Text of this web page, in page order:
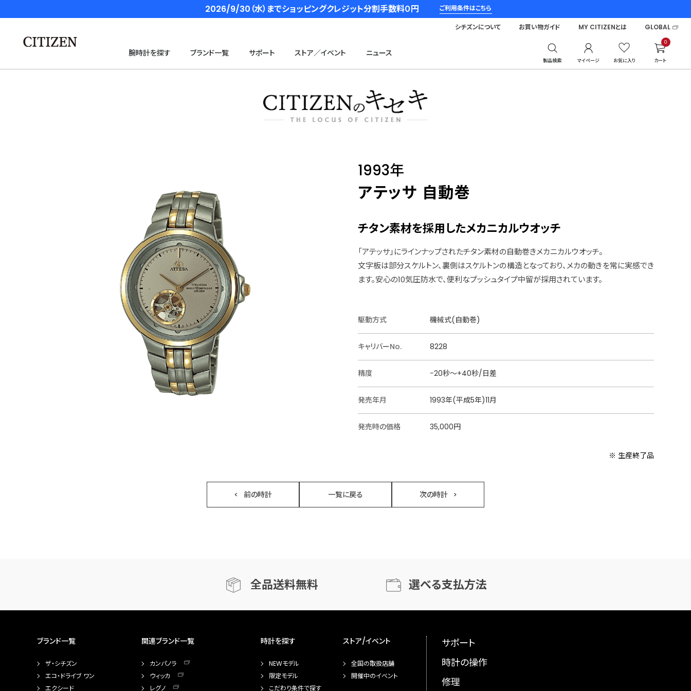
2026/9/30（水）までショッピングクレジット分割手数料０円 ご利用条件はこちら
腕時計を探す ブランド一覧 サポート ストア／イベント ニュース
製品検索 マイページ お気に入り
0
カート
シチズンについて お買い物ガイド MY CITIZENとは GLOBAL
1993年
アテッサ 自動巻
チタン素材を採用したメカニカルウオッチ
「アテッサ」にラインナップされたチタン素材の自動巻きメカニカルウオッチ。
文字板は部分スケルトン、裏側はスケルトンの構造となっており、メカの動きを常に実感でき
ます。安心の10気圧防水で、便利なプッシュタイプ中留が採用されています。
駆動方式 機械式(自動巻)
キャリバーNo. 8228
精度 −20秒〜+40秒/日差
発売年月 1993年(平成5年)11月
発売時の価格 35,000円
※ 生産終了品
前の時計 一覧に戻る 次の時計
全品送料無料 選べる支払方法
ブランド一覧
ザ・シチズン
エコ・ドライブ ワン
エクシード
関連ブランド一覧
カンパノラ
ウィッカ
レグノ
時計を探す
NEWモデル
限定モデル
こだわり条件で探す
ストア/イベント
全国の取扱店舗
開催中のイベント
サポート
時計の操作
修理